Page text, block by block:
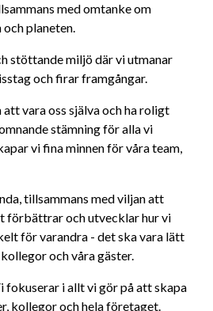
med omtanke om
planeten.
stöttande miljö där vi utmanar
och firar framgångar.
vara oss själva och ha roligt
stämning för alla vi
vi fina minnen för våra team,
tillsammans med viljan att
förbättrar och utvecklar hur vi
för varandra - det ska vara lätt
och våra gäster.
fokuserar i allt vi gör på att skapa
kollegor och hela företaget.